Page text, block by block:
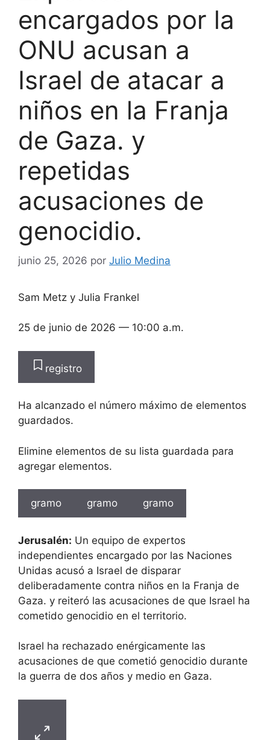
encargados por la
ONU acusan a
Israel de atacar a
niños en la Franja
de Gaza. y
repetidas
acusaciones de
genocidio.
junio 25, 2026 por Julio Medina
Sam Metz y Julia Frankel
25 de junio de 2026 — 10:00 a.m.
registro
Ha alcanzado el número máximo de elementos
guardados.
Elimine elementos de su lista guardada para
agregar elementos.
gramo gramo gramo
Jerusalén: Un equipo de expertos
independientes encargado por las Naciones
Unidas acusó a Israel de disparar
deliberadamente contra niños en la Franja de
Gaza. y reiteró las acusaciones de que Israel ha
cometido genocidio en el territorio.
Israel ha rechazado enérgicamente las
acusaciones de que cometió genocidio durante
la guerra de dos años y medio en Gaza.